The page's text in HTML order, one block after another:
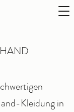
Kleidung in